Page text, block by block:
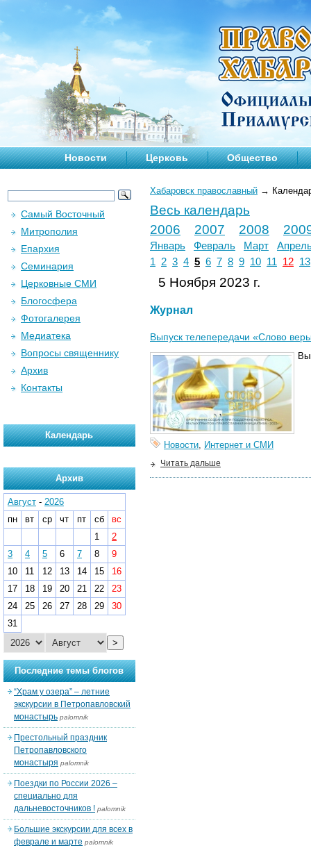
Новости Церковь Общество
Хабаровск православный →
Весь календарь
2006
2007 2008
Январь Февраль Март
1
2 3 4 5 6 7 8 9 10 11 12 13
5 Ноября 2023 г.
Журнал
Выпуск телепередачи «Слово
Новости, Интернет и СМИ
Читать дальше
Самый Восточный
Митрополия
Епархия
Семинария
Церковные СМИ
Блогосфера
Фотогалерея
Медиатека
Вопросы священнику
Архив
Контакты
Календарь
Архив
Август - 2026
пн
вт ср чт пт сб
вс
1
2
3
4 5 6 7 8
9
10
11 12 13 14 15
16
17
18 19 20 21 22
23
24
25 26 27 28 29
30
31
>
Последние темы блогов
“Храм у озера” – летние
экскурсии в Петропавловский
монастырь palomnik
Престольный праздник
Петропавловского
монастыря palomnik
Поездки по России 2026 –
специально для
дальневосточников ! palomnik
Большие экскурсии для всех в
феврале и марте palomnik